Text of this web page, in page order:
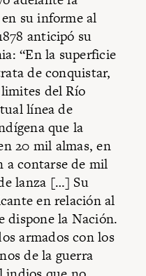
su informe al
anticipó su
“En la superficie
de conquistar,
del Río
línea de
que la
20 mil almas, en
a contarse de mil
lanza […] Su
en relación al
dispone la Nación.
armados con los
de la guerra